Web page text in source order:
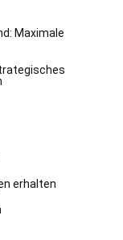
Maximale
erhalten